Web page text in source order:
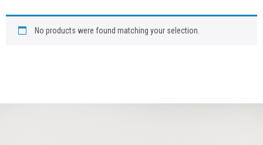
No products were found matching your selection.